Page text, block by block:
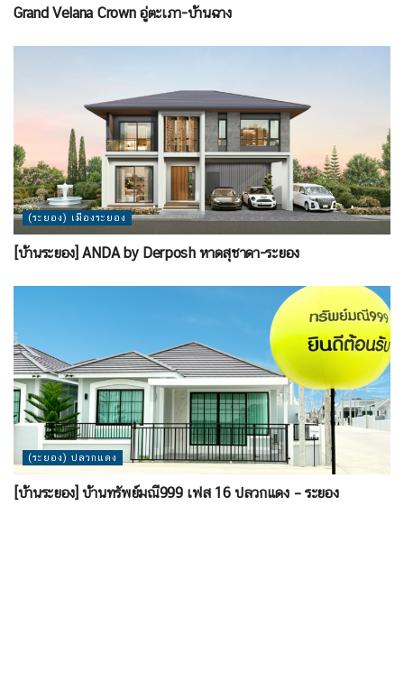
Grand Velana Crown อู่ตะเภา-บ้านฉาง
(ระยอง) เมืองระยอง
[บ้านระยอง] ANDA by Derposh หาดสุชาดา-ระยอง
(ระยอง) ปลวกแดง
[บ้านระยอง] บ้านทรัพย์มณี999 เฟส 16 ปลวกแดง – ระยอง